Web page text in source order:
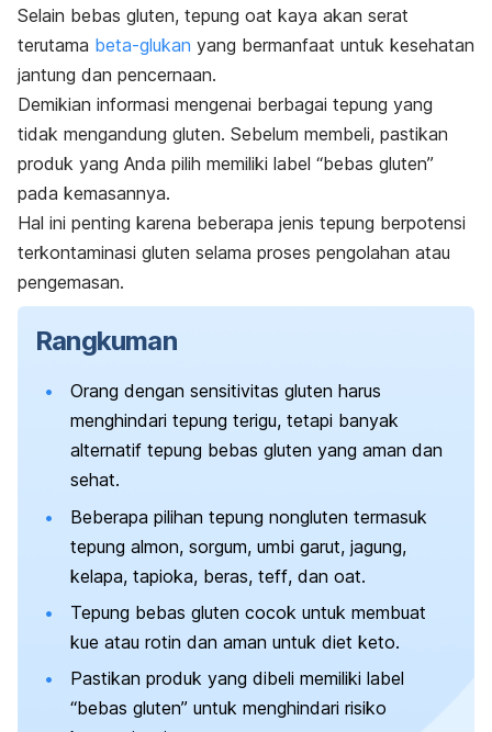
Selain bebas gluten, tepung oat kaya akan serat
terutama beta-glukan yang bermanfaat untuk kesehatan
jantung dan pencernaan.
Demikian informasi mengenai berbagai tepung yang
tidak mengandung gluten. Sebelum membeli, pastikan
produk yang Anda pilih memiliki label “bebas gluten”
pada kemasannya.
Hal ini penting karena beberapa jenis tepung berpotensi
terkontaminasi gluten selama proses pengolahan atau
pengemasan.
Rangkuman
Orang dengan sensitivitas gluten harus
menghindari tepung terigu, tetapi banyak
alternatif tepung bebas gluten yang aman dan
sehat.
Beberapa pilihan tepung nongluten termasuk
tepung almon, sorgum, umbi garut, jagung,
kelapa, tapioka, beras, teff, dan oat.
Tepung bebas gluten cocok untuk membuat
kue atau rotin dan aman untuk diet keto.
Pastikan produk yang dibeli memiliki label
“bebas gluten” untuk menghindari risiko